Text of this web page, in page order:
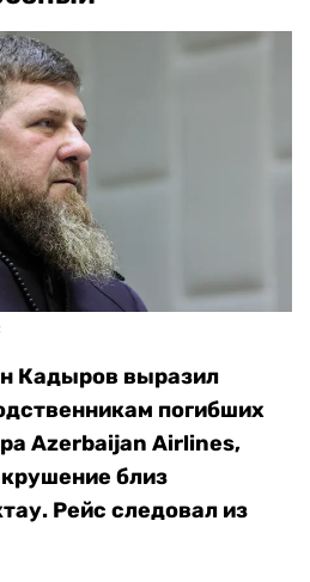
Кадыров выразил
погибших
Azerbaijan Airlines,
близ
Рейс следовал из